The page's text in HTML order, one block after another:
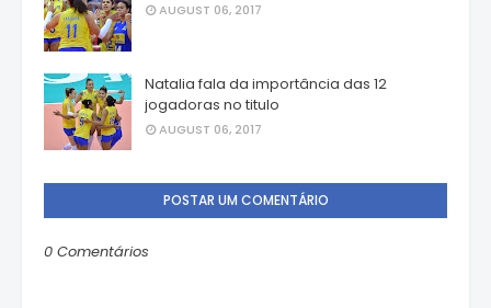
AUGUST 06, 2017
Natalia fala da importância das 12
jogadoras no titulo
AUGUST 06, 2017
POSTAR UM COMENTÁRIO
0 Comentários